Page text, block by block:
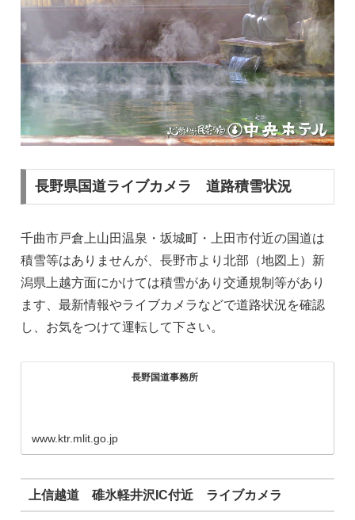
長野県国道ライブカメラ 道路積雪状況
千曲市戸倉上山田温泉・坂城町・上田市付近の国道は
積雪等はありませんが、長野市より北部（地図上）新
潟県上越方面にかけては積雪があり交通規制等があり
ます、最新情報やライブカメラなどで道路状況を確認
し、お気をつけて運転して下さい。
長野国道事務所
www.ktr.mlit.go.jp
上信越道 碓氷軽井沢IC付近 ライブカメラ